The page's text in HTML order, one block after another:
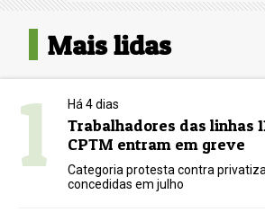
Mais lidas
1 Há 4 dias
Trabalhadores das linhas
CPTM entram em greve
Categoria protesta contra
concedidas em julho